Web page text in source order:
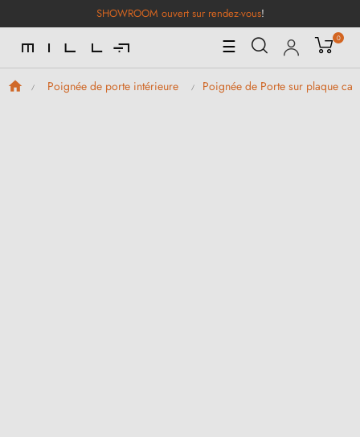
SHOWROOM ouvert sur rendez-vous!
Basculer
la
navigation
☰ 0
Poignée de porte intérieure Poignée de Porte sur plaque